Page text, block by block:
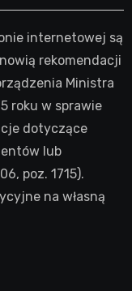
internetowej są
rekomendacji
Ministra
roku w sprawie
dotyczące
lub
poz. 1715).
na własną